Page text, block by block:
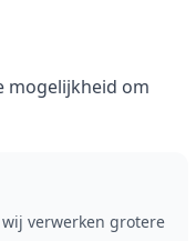
mogelijkheid om
verwerken grotere